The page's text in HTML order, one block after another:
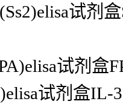
试剂
试剂盒
试剂盒